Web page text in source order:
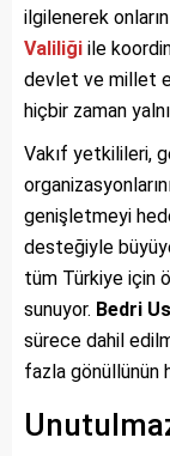
ilgilenerek
Valiliği ile
devlet ve millet
hiçbir zaman
Vakıf yetkilileri,
genişletmeyi
desteğiyle
tüm Türkiye için
sunuyor. Bedri
sürece dahil
fazla gönüllünün